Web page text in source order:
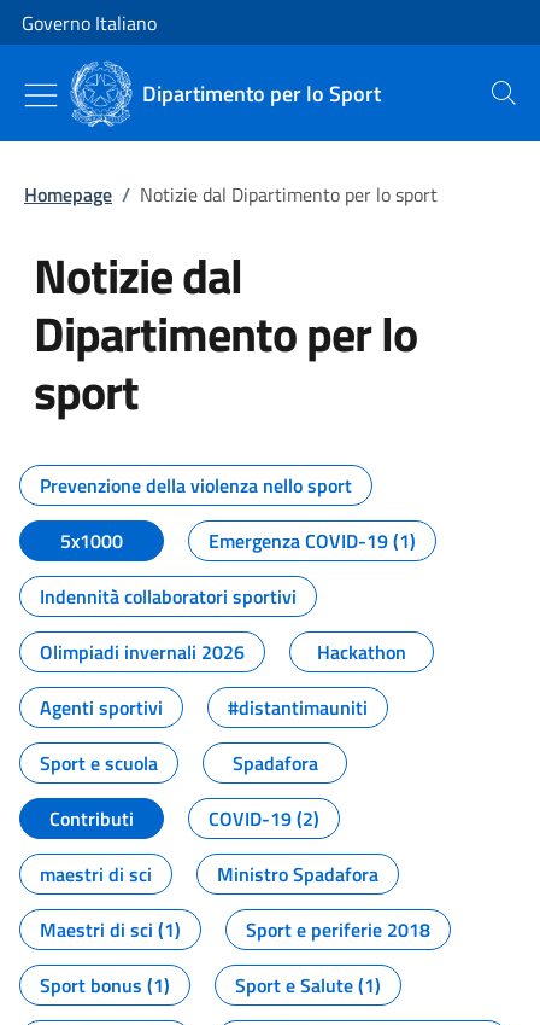
Vai al contenuto
Vai alla navigazione del sito
Governo Italiano
Dipartimento per lo Sport Cerca
Homepage / Notizie dal Dipartimento per lo sport
Notizie dal
Dipartimento per lo
sport
Tutti i contenuti della pagina
Prevenzione della violenza nello sport
5x1000
Emergenza COVID-19 (1)
Indennità collaboratori sportivi
Olimpiadi invernali 2026
Hackathon
Agenti sportivi
#distantimauniti
Sport e scuola
Spadafora
Contributi
COVID-19 (2)
maestri di sci
Ministro Spadafora
Maestri di sci (1)
Sport e periferie 2018
Sport bonus (1)
Sport e Salute (1)